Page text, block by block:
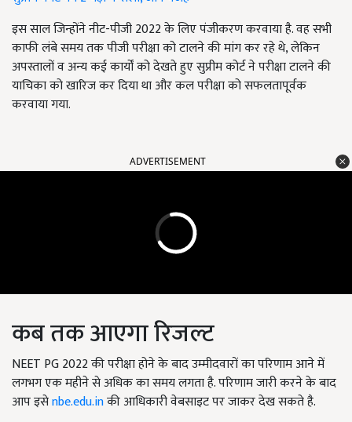
इस साल जिन्होंने नीट-पीजी 2022 के लिए पंजीकरण करवाया है. वह सभी
काफी लंबे समय तक पीजी परीक्षा को टालने की मांग कर रहे थे, लेकिन
अपस्तालों व अन्य कई कार्यों को देखते हुए सुप्रीम कोर्ट ने परीक्षा टालने की
याचिका को खारिज कर दिया था और कल परीक्षा को सफलतापूर्वक
करवाया गया.
ADVERTISEMENT
कब तक आएगा रिजल्ट
NEET PG 2022 की परीक्षा होने के बाद उम्मीदवारों का परिणाम आने में
लगभग एक महीने से अधिक का समय लगता है. परिणाम जारी करने के बाद
आप इसेnbe.edu.inकी आधिकारी वेबसाइट पर जाकर देख सकते है.